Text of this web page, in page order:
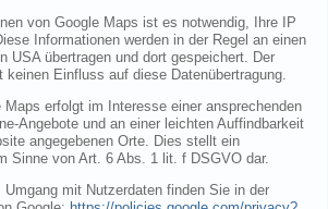
von Google Maps ist es notwendig, Ihre IP
Informationen werden in der Regel an einen
USA übertragen und dort gespeichert. Der
Einfluss auf diese Datenübertragung.
Maps erfolgt im Interesse einer ansprechenden
Angebote und an einer leichten Auffindbarkeit
angegebenen Orte. Dies stellt ein
Sinne von Art. 6 Abs. 1 lit. f DSGVO dar.
Umgang mit Nutzerdaten finden Sie in der